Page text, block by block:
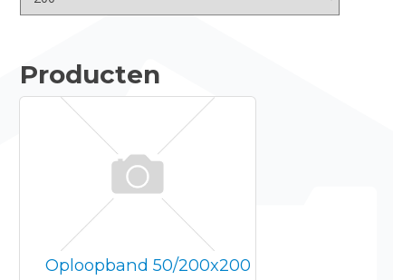
Producten
Oploopband 50/200x200